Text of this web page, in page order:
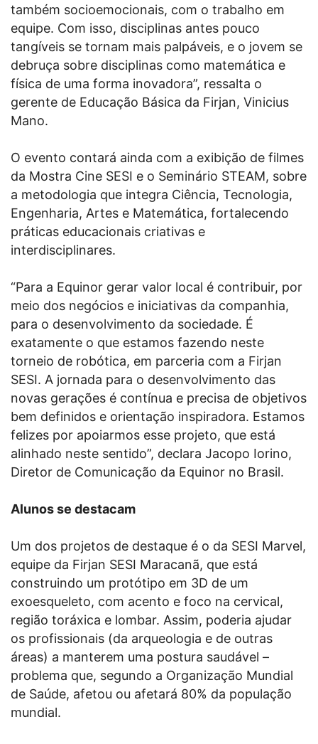
também socioemocionais, com o trabalho em
equipe. Com isso, disciplinas antes pouco
tangíveis se tornam mais palpáveis, e o jovem se
debruça sobre disciplinas como matemática e
física de uma forma inovadora”, ressalta o
gerente de Educação Básica da Firjan, Vinicius
Mano.
O evento contará ainda com a exibição de filmes
da Mostra Cine SESI e o Seminário STEAM, sobre
a metodologia que integra Ciência, Tecnologia,
Engenharia, Artes e Matemática, fortalecendo
práticas educacionais criativas e
interdisciplinares.​
“Para a Equinor gerar valor local é contribuir, por
meio dos negócios e iniciativas da companhia,
para o desenvolvimento da sociedade. É
exatamente o que estamos fazendo neste
torneio de robótica, em parceria com a Firjan
SESI. A jornada para o desenvolvimento das
novas gerações é contínua e precisa de objetivos
bem definidos e orientação inspiradora. Estamos
felizes por apoiarmos esse projeto, que está
alinhado neste sentido”, declara Jacopo Iorino,
Diretor de Comunicação da Equinor no Brasil.
Alunos se destacam
Um dos projetos de destaque é o da SESI Marvel,
equipe da Firjan SESI Maracanã, que está
construindo um protótipo em 3D de um
exoesqueleto, com acento e foco na cervical,
região toráxica e lombar. Assim, poderia ajudar
os profissionais (da arqueologia e de outras
áreas) a manterem uma postura saudável –
problema que, segundo a Organização Mundial
de Saúde, afetou ou afetará 80% da população
mundial.